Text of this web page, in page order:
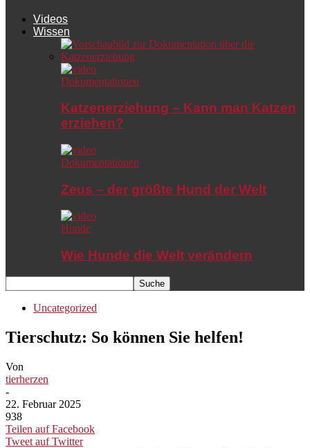
Videos
Wissen
Dokumentationen
Katzenerziehung – Kann man Katzen
erziehen?
Dokumentationen
Zeus – der größte Hund der Welt
Hunde
Wie Hunde die Welt verändern
Uncategorized
Tierschutz: So können Sie helfen!
Von
tierherzen
-
22. Februar 2025
938
Teilen auf Facebook
Tweet auf Twitter